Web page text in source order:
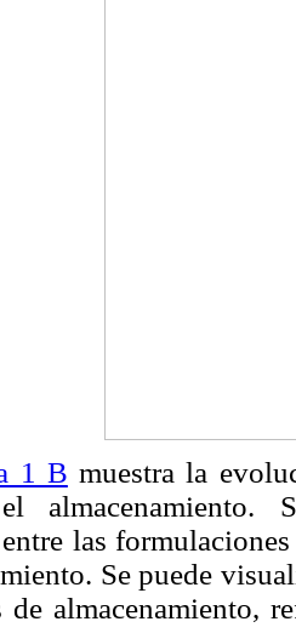
1 B muestra la
almacenamiento.
entre las
Se puede
de almacenamiento,